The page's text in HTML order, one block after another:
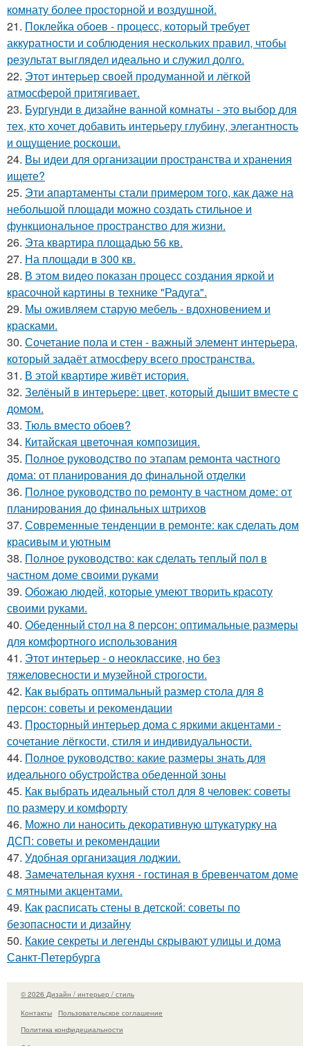
комнату более просторной и воздушной.
21. Поклейка обоев - процесс, который требует
аккуратности и соблюдения нескольких правил, чтобы
результат выглядел идеально и служил долго.
22. Этот интерьер своей продуманной и лёгкой
атмосферой притягивает.
23. Бургунди в дизайне ванной комнаты - это выбор для
тех, кто хочет добавить интерьеру глубину, элегантность
и ощущение роскоши.
24. Вы идеи для организации пространства и хранения
ищете?
25. Эти апартаменты стали примером того, как даже на
небольшой площади можно создать стильное и
функциональное пространство для жизни.
26. Эта квартира площадью 56 кв.
27. На площади в 300 кв.
28. В этом видео показан процесс создания яркой и
красочной картины в технике "Радуга".
29. Мы оживляем старую мебель - вдохновением и
красками.
30. Сочетание пола и стен - важный элемент интерьера,
который задаёт атмосферу всего пространства.
31. В этой квартире живёт история.
32. Зелёный в интерьере: цвет, который дышит вместе с
домом.
33. Тюль вместо обоев?
34. Китайская цветочная композиция.
35. Полное руководство по этапам ремонта частного
дома: от планирования до финальной отделки
36. Полное руководство по ремонту в частном доме: от
планирования до финальных штрихов
37. Современные тенденции в ремонте: как сделать дом
красивым и уютным
38. Полное руководство: как сделать теплый пол в
частном доме своими руками
39. Обожаю людей, которые умеют творить красоту
своими руками.
40. Обеденный стол на 8 персон: оптимальные размеры
для комфортного использования
41. Этот интерьер - о неоклассике, но без
тяжеловесности и музейной строгости.
42. Как выбрать оптимальный размер стола для 8
персон: советы и рекомендации
43. Просторный интерьер дома с яркими акцентами -
сочетание лёгкости, стиля и индивидуальности.
44. Полное руководство: какие размеры знать для
идеального обустройства обеденной зоны
45. Как выбрать идеальный стол для 8 человек: советы
по размеру и комфорту
46. Можно ли наносить декоративную штукатурку на
ДСП: советы и рекомендации
47. Удобная организация лоджии.
48. Замечательная кухня - гостиная в бревенчатом доме
с мятными акцентами.
49. Как расписать стены в детской: советы по
безопасности и дизайну
50. Какие секреты и легенды скрывают улицы и дома
Санкт-Петербурга
© 2026 Дизайн / интерьер / стиль
Контакты
Пользовательское соглашение
Политика конфидециальности